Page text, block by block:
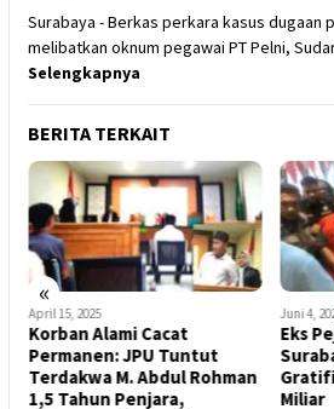
Surabaya - Berkas perkara kasus dugaan
melibatkan oknum pegawai PT Pelni,
Selengkapnya
BERITA TERKAIT
«
April 15, 2025
Korban Alami Cacat
Permanen: JPU Tuntut
Terdakwa M. Abdul Rohman
1,5 Tahun Penjara,
Juni 4,
Eks
Miliar